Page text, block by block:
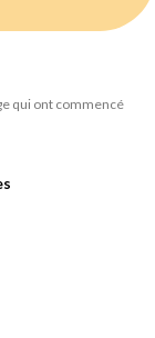
qui ont commencé